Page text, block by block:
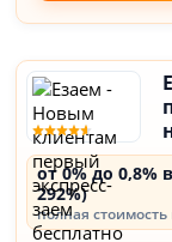
от 0% до 0,8%
292%)
полная